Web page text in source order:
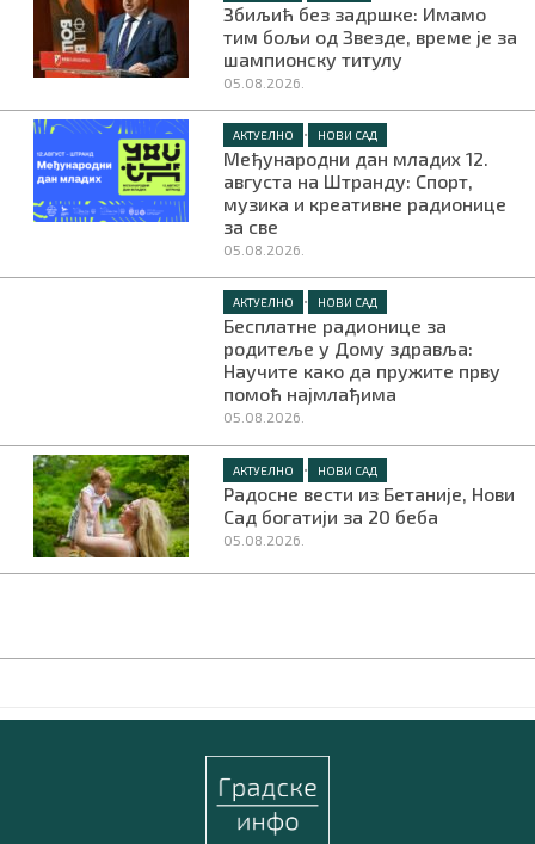
Збиљић без задршке: Имамо
тим бољи од Звезде, време је за
шампионску титулу
05.08.2026.
АКТУЕЛНО • НОВИ САД
Међународни дан младих 12.
августа на Штранду: Спорт,
музика и креативне радионице
за све
05.08.2026.
АКТУЕЛНО • НОВИ САД
Бесплатне радионице за
родитеље у Дому здравља:
Научите како да пружите прву
помоћ најмлађима
05.08.2026.
АКТУЕЛНО • НОВИ САД
Радосне вести из Бетаније, Нови
Сад богатији за 20 беба
05.08.2026.